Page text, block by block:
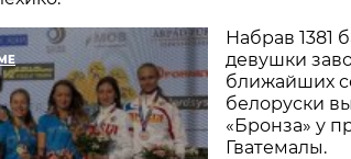
Набрав 1381
девушки
ближайших
белоруски
«Бронза» у
Гватемалы.